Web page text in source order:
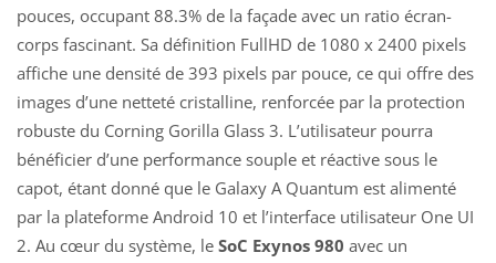
pouces, occupant 88.3% de la façade avec un ratio écran-
corps fascinant. Sa définition FullHD de 1080 x 2400 pixels
affiche une densité de 393 pixels par pouce, ce qui offre des
images d’une netteté cristalline, renforcée par la protection
robuste du Corning Gorilla Glass 3. L’utilisateur pourra
bénéficier d’une performance souple et réactive sous le
capot, étant donné que le Galaxy A Quantum est alimenté
par la plateforme Android 10 et l’interface utilisateur One UI
2. Au cœur du système, le SoC Exynos 980 avec un